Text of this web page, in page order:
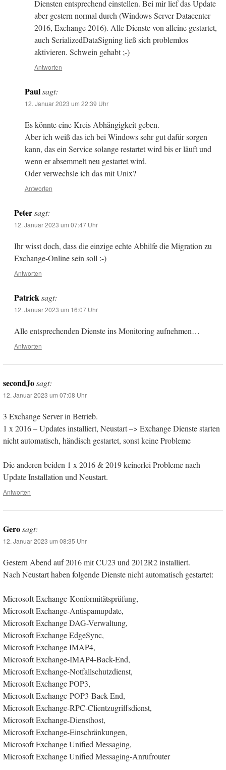
Diensten entsprechend einstellen. Bei mir lief das Update
aber gestern normal durch (Windows Server Datacenter
2016, Exchange 2016). Alle Dienste von alleine gestartet,
auch SerializedDataSigning ließ sich problemlos
aktivieren. Schwein gehabt ;-)
Antworten
Paul sagt:
12. Januar 2023 um 22:39 Uhr
Es könnte eine Kreis Abhängigkeit geben.
Aber ich weiß das ich bei Windows sehr gut dafür sorgen
kann, das ein Service solange restartet wird bis er läuft und
wenn er absemmelt neu gestartet wird.
Oder verwechsle ich das mit Unix?
Antworten
Peter sagt:
12. Januar 2023 um 07:47 Uhr
Ihr wisst doch, dass die einzige echte Abhilfe die Migration zu
Exchange-Online sein soll :-)
Antworten
Patrick sagt:
12. Januar 2023 um 16:07 Uhr
Alle entsprechenden Dienste ins Monitoring aufnehmen…
Antworten
secondJosagt:
12. Januar 2023 um 07:08 Uhr
3 Exchange Server in Betrieb.
1 x 2016 – Updates installiert, Neustart –> Exchange Dienste starten
nicht automatisch, händisch gestartet, sonst keine Probleme
Die anderen beiden 1 x 2016 & 2019 keinerlei Probleme nach
Update Installation und Neustart.
Antworten
Gerosagt:
12. Januar 2023 um 08:35 Uhr
Gestern Abend auf 2016 mit CU23 und 2012R2 installiert.
Nach Neustart haben folgende Dienste nicht automatisch gestartet:
Microsoft Exchange-Konformitätsprüfung,
Microsoft Exchange-Antispamupdate,
Microsoft Exchange DAG-Verwaltung,
Microsoft Exchange EdgeSync,
Microsoft Exchange IMAP4,
Microsoft Exchange-IMAP4-Back-End,
Microsoft Exchange-Notfallschutzdienst,
Microsoft Exchange POP3,
Microsoft Exchange-POP3-Back-End,
Microsoft Exchange-RPC-Clientzugriffsdienst,
Microsoft Exchange-Diensthost,
Microsoft Exchange-Einschränkungen,
Microsoft Exchange Unified Messaging,
Microsoft Exchange Unified Messaging-Anrufrouter